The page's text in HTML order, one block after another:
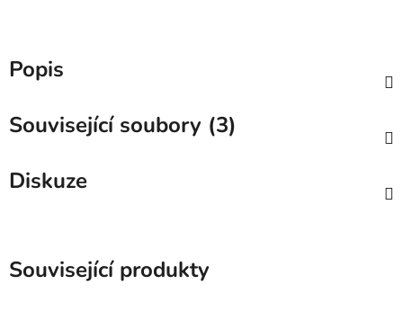
Popis
Související soubory (3)
Diskuze
Související produkty